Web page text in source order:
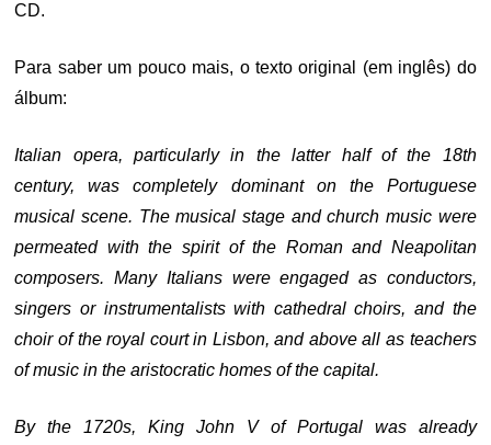
CD.
Para saber um pouco mais, o texto original (em inglês) do
álbum:
Italian opera, particularly in the latter half of the 18th
century, was completely dominant on the Portuguese
musical scene. The musical stage and church music were
permeated with the spirit of the Roman and Neapolitan
composers. Many Italians were engaged as conductors,
singers or instrumentalists with cathedral choirs, and the
choir of the royal court in Lisbon, and above all as teachers
of music in the aristocratic homes of the capital.
By the 1720s, King John V of Portugal was already